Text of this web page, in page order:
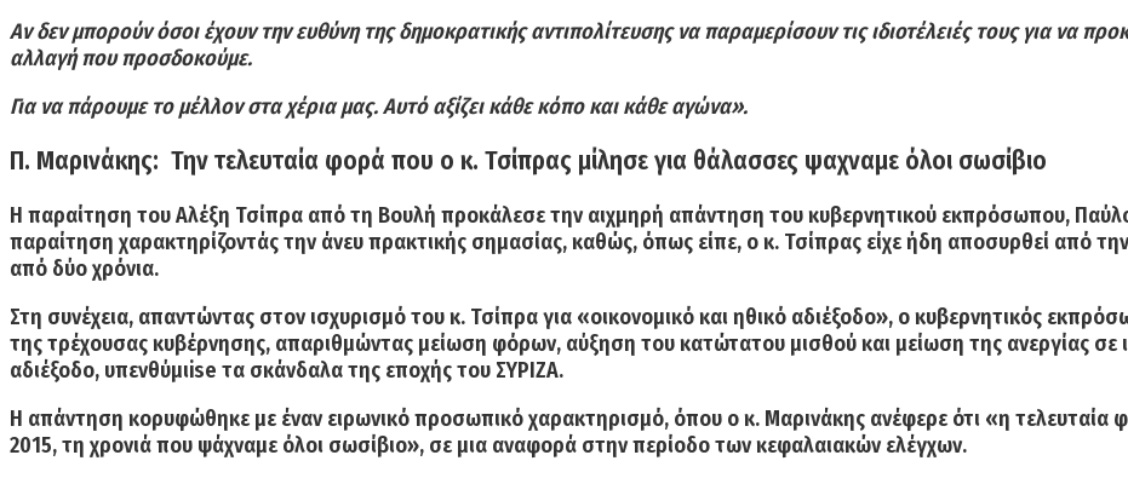
Αν δεν μπορούν όσοι έχουν την ευθύνη της δημοκρατικής αντιπολίτευσης να παραμερίσουν τις ιδιοτέλειές τους για να
αλλαγή που προσδοκούμε.
Για να πάρουμε το μέλλον στα χέρια μας. Αυτό αξίζει κάθε κόπο και κάθε αγώνα».
Π. Μαρινάκης: Την τελευταία φορά που ο κ. Τσίπρας μίλησε για θάλασσες ψαχναμε όλοι σωσίβιο
Η παραίτηση του Αλέξη Τσίπρα από τη Βουλή προκάλεσε την αιχμηρή απάντηση του κυβερνητικού εκπρόσωπου,
παραίτηση χαρακτηρίζοντάς την άνευ πρακτικής σημασίας, καθώς, όπως είπε, ο κ. Τσίπρας είχε ήδη αποσυρθεί από
από δύο χρόνια.
Στη συνέχεια, απαντώντας στον ισχυρισμό του κ. Τσίπρα για «οικονομικό και ηθικό αδιέξοδο», ο κυβερνητικός
της τρέχουσας κυβέρνησης, απαριθμώντας μείωση φόρων, αύξηση του κατώτατου μισθού και μείωση της ανεργίας σε
αδιέξοδο, υπενθύμιise τα σκάνδαλα της εποχής του ΣΥΡΙΖΑ.
Η απάντηση κορυφώθηκε με έναν ειρωνικό προσωπικό χαρακτηρισμό, όπου ο κ. Μαρινάκης ανέφερε ότι «η τελευταία
2015, τη χρονιά που ψάχναμε όλοι σωσίβιο», σε μια αναφορά στην περίοδο των κεφαλαιακών ελέγχων.